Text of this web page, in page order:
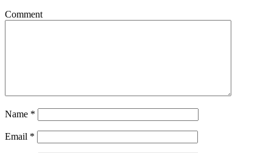
Comment
Name *
Email *